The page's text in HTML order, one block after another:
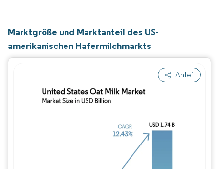
Marktgröße und Marktanteil des US-
amerikanischen Hafermilchmarkts
Anteil